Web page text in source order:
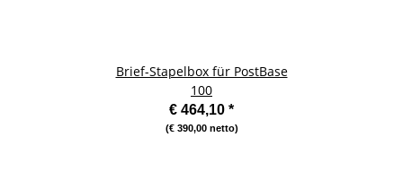
Brief-Stapelbox für PostBase
100
€ 464,10 *
(€ 390,00 netto)